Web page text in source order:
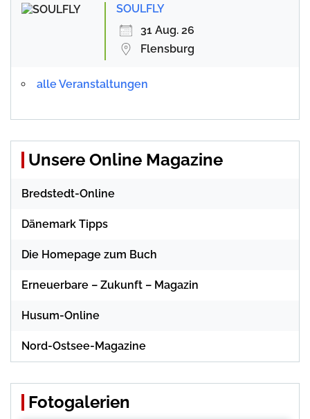
SOULFLY
31 Aug. 26
Flensburg
alle Veranstaltungen
Unsere Online Magazine
Bredstedt-Online
Dänemark Tipps
Die Homepage zum Buch
Erneuerbare – Zukunft – Magazin
Husum-Online
Nord-Ostsee-Magazine
Fotogalerien